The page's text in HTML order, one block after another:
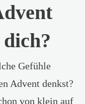
Gefühle
Advent denkst?
von klein auf